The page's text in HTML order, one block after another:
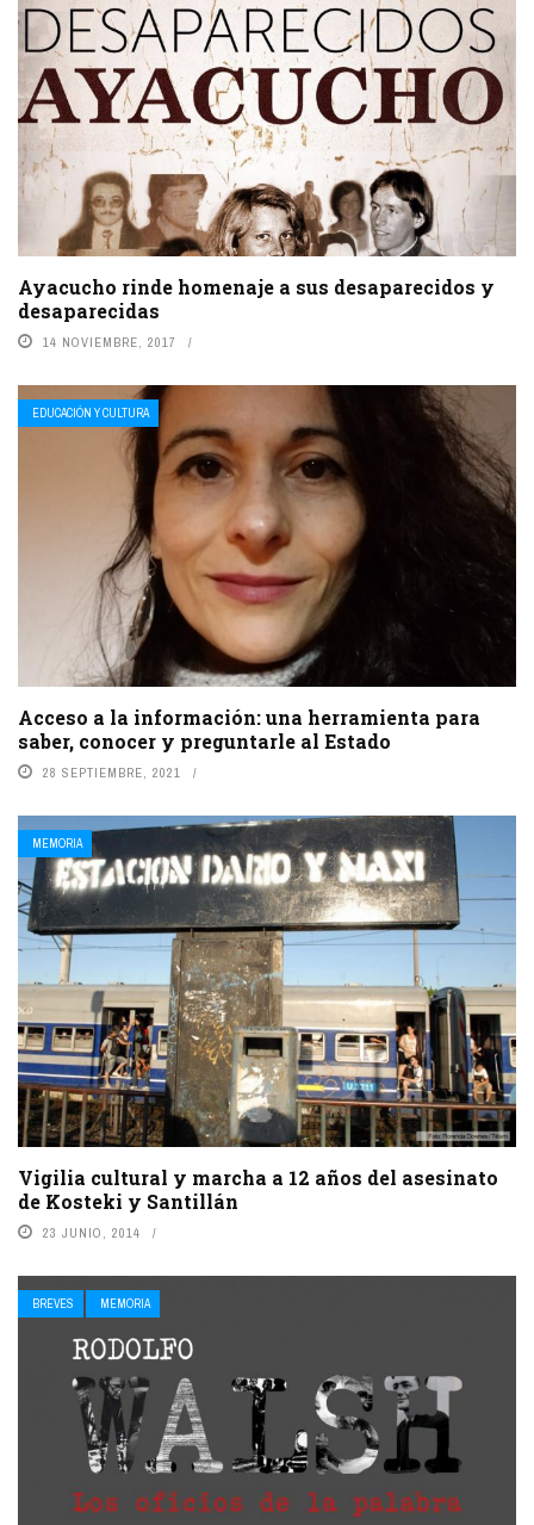
Ayacucho rinde homenaje a sus desaparecidos y
desaparecidas
14 NOVIEMBRE, 2017
EDUCACIÓN Y CULTURA
Acceso a la información: una herramienta para
saber, conocer y preguntarle al Estado
28 SEPTIEMBRE, 2021
MEMORIA
Vigilia cultural y marcha a 12 años del asesinato
de Kosteki y Santillán
23 JUNIO, 2014
BREVES MEMORIA